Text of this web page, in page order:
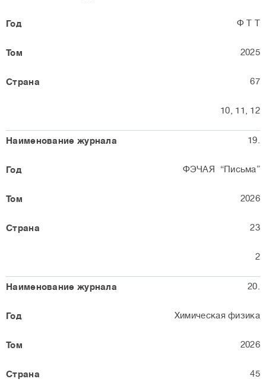
Ф Т Т
2025
67
10, 11, 12
19.
ФЭЧАЯ “Письма”
2026
23
2
20.
Химическая физика
2026
45